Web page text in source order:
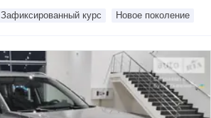
Зафиксированный курс Новое поколение